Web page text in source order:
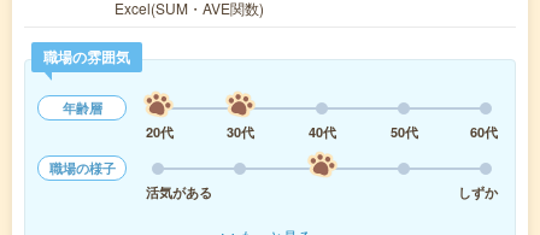
Excel(SUM・AVE関数)
職場の雰囲気
年齢層
20代
30代 40代 50代
60代
職場の様子
活気がある
しずか